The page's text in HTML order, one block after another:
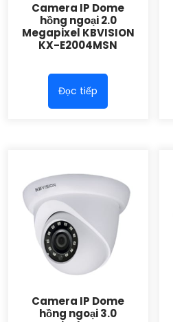
Camera IP Dome
hồng ngoại 2.0
Megapixel KBVISION
KX-E2004MSN
Đọc tiếp
Camera IP Dome
hồng ngoại 3.0